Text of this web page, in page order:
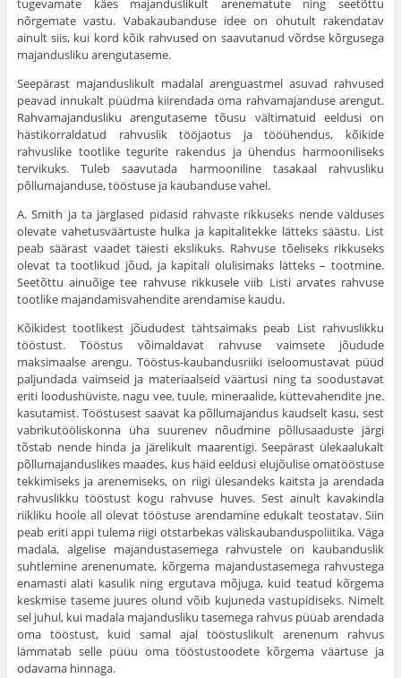
tugevamate käes majanduslikult arenematute ning seetõttu
nõrgemate vastu. Vabakaubanduse idee on ohutult rakendatav
ainult siis, kui kord kõik rahvused on saavutanud võrdse kõrgu­sega
majandusliku arengutaseme.
Seepärast majanduslikult madalal arenguastmel asuvad rah­vused
peavad innukalt püüdma kiirendada oma rahvamajanduse arengut.
Rahvamajandusliku arengutaseme tõusu vältimatuid eeldusi on
hästikorraldatud rahvuslik tööjaotus ja tööühendus, kõikide
rahvuslike tootlike tegurite rakendus ja ühendus harmooniliseks
tervikuks. Tuleb saavutada harmooniline tasakaal rahvusliku
põllumajanduse, tööstuse ja kaubanduse vahel.
A. Smith ja ta järglased pidasid rahvaste rikkuseks nende valduses
olevate vahetusväärtuste hulka ja kapitalitekke lätteks säästu. List
peab säärast vaadet täiesti ekslikuks. Rahvuse tõeli­seks rikkuseks
olevat ta tootlikud jõud, ja kapitali olulisimaks lätteks – tootmine.
Seetõttu ainuõige tee rahvuse rikkusele viib Listi arvates rahvuse
tootlike majandamisvahendite arendamise kaudu.
Kõikidest tootlikest jõududest tähtsaimaks peab List rahvus­likku
tööstust. Tööstus võimaldavat rahvuse vaimsete jõudude
maksimaalse arengu. Tööstus-kaubandusriiki iseloomustavat püüd
paljundada vaimseid ja materiaalseid väärtusi ning ta soo­dustavat
eriti loodushüviste, nagu vee, tuule, mineraalide, küttevahendite jne.
kasutamist. Tööstusest saavat ka põllumajandus kaudselt kasu, sest
vabrikutööliskonna üha suurenev nõudmine põllusaaduste järgi
tõstab nende hinda ja järelikult maarentigi. Seepärast ülekaalukalt
põllumajanduslikes maades, kus häid eel­dusi elujõulise omatööstuse
tekkimiseks ja arenemiseks, on riigi ülesandeks kaitsta ja arendada
rahvuslikku tööstust kogu rah­vuse huves. Sest ainult kavakindla
riikliku hoole all olevat töös­tuse arendamine edukalt teostatav. Siin
peab eriti appi tulema riigi otstarbekas väliskaubanduspoliitika. Väga
madala, algelise majandustasemega rahvustele on kaubanduslik
suhtlemine arene­numate, kõrgema majandustasemega rahvustega
enamasti alati kasulik ning ergutava mõjuga, kuid teatud kõrgema
keskmise ta­seme juures olund võib kujuneda vastupidiseks. Nimelt
sel juhul, kui madala majandusliku tasemega rahvus püüab arendada
oma tööstust, kuid samal ajal tööstuslikult arenenum rahvus
lämmatab selle püüu oma tööstustoodete kõrgema väärtuse ja
odavama hinnaga.